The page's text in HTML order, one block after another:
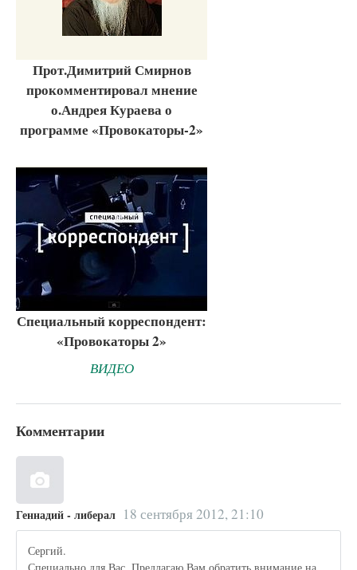
Прот.Димитрий Смирнов
прокомментировал мнение
о.Андрея Кураева о
программе «Провокаторы-2»
Специальный корреспондент:
«Провокаторы 2»
ВИДЕО
Комментарии
Геннадий - либерал 18 сентября 2012, 21:10
Сергий.